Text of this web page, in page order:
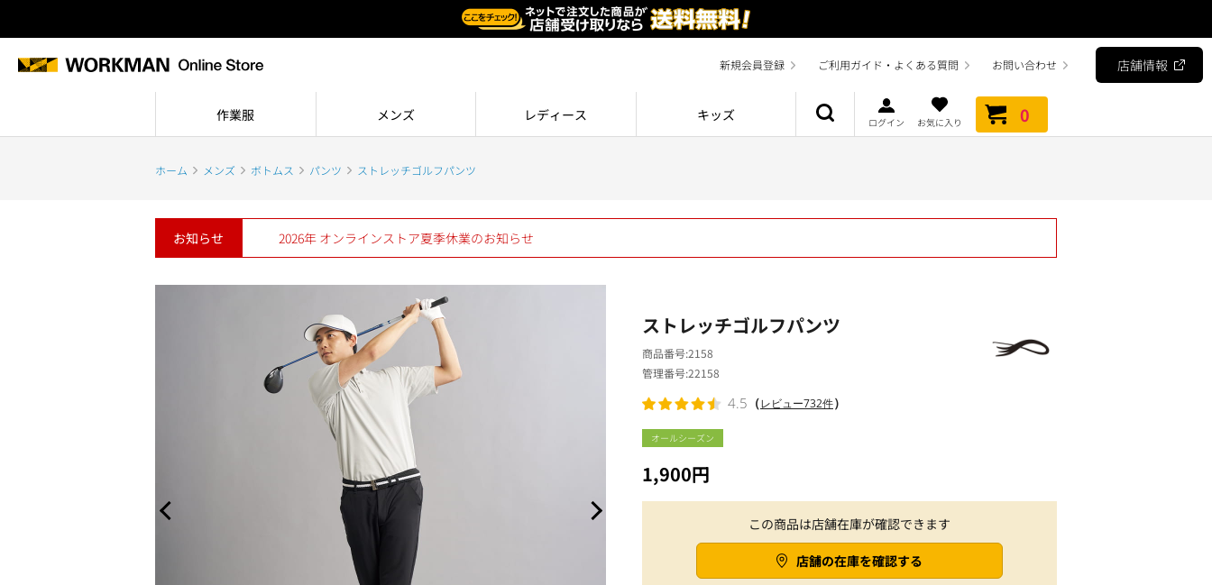
新規会員登録 ご利用ガイド・よくある質問 お問い合わせ 店舗情報
作業服 メンズ レディース キッズ ログイン お気に入り 0
ホーム メンズ ボトムス パンツ ストレッチゴルフパンツ
お知らせ 2026年 オンラインストア夏季休業のお知らせ
オールシーズン
この商品は店舗在庫が確認できます
店舗の在庫を確認する
ストレッチゴルフパンツ
1,900円
商品番号2158
管理番号22158
4.5 （レビュー732件）